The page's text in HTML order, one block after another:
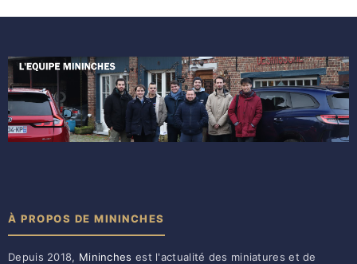
À PROPOS DE MININCHES
Depuis 2018, Mininches est l'actualité des miniatures et de